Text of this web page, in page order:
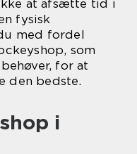
at afsætte tid i
fysisk
med fordel
som
for at
den bedste.
i